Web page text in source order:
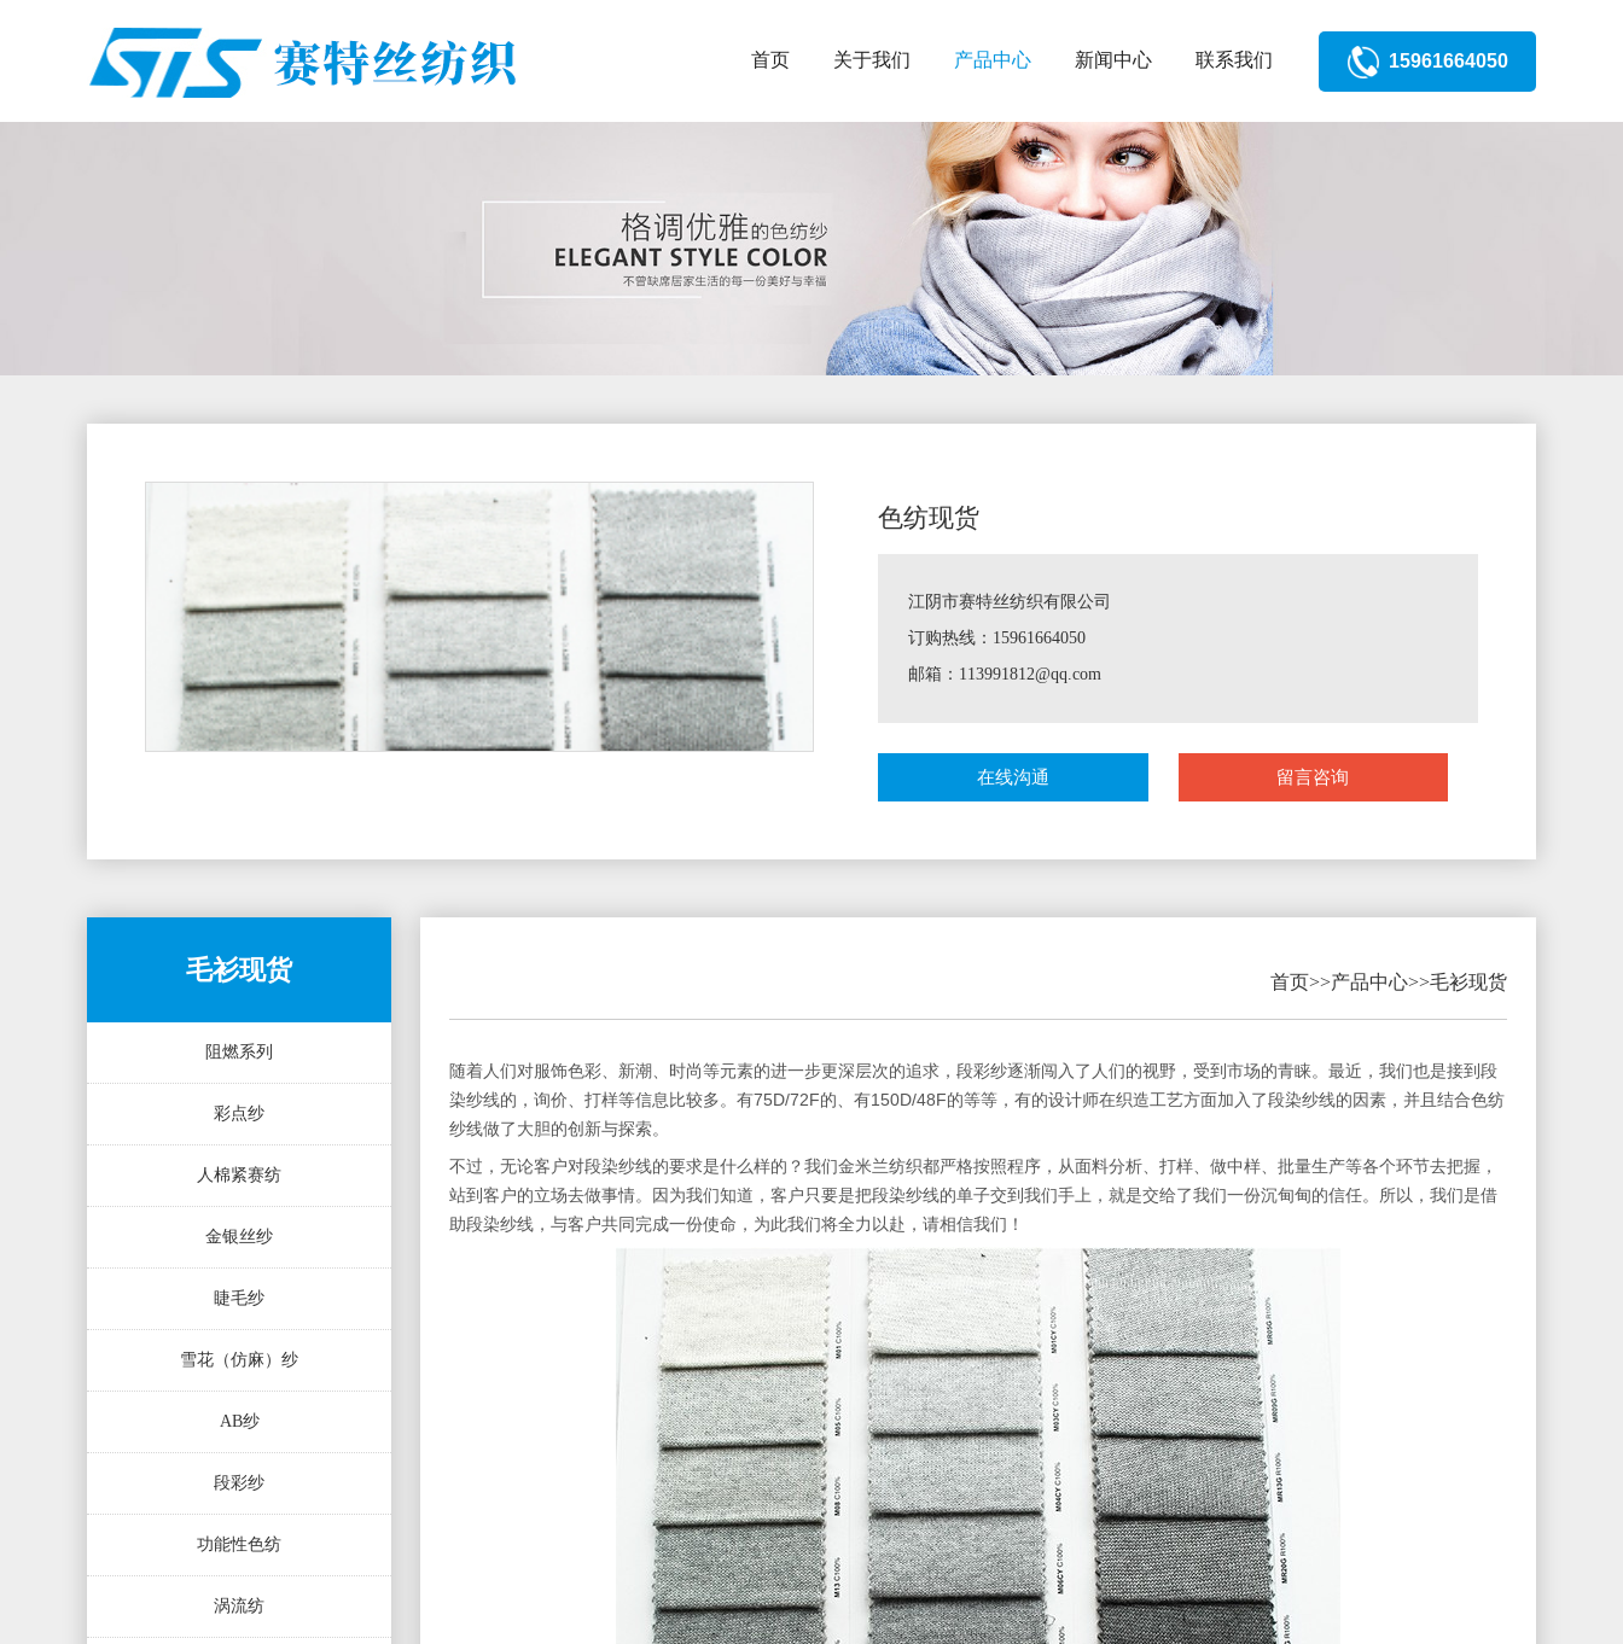
首页 关于我们 产品中心 新闻中心 联系我们 15961664050
色纺现货
江阴市赛特丝纺织有限公司
订购热线：15961664050
邮箱：113991812@qq.com
在线沟通 留言咨询
毛衫现货
阻燃系列
彩点纱
人棉紧赛纺
金银丝纱
睫毛纱
雪花（仿麻）纱
AB纱
段彩纱
功能性色纺
涡流纺
首页>>产品中心>>毛衫现货
随着人们对服饰色彩、新潮、时尚等元素的进一步更深层次的追求，段彩纱逐渐闯入了人们的视野，受到市场的青睐。最近，我们也是接到段
染纱线的，询价、打样等信息比较多。有75D/72F的、有150D/48F的等等，有的设计师在织造工艺方面加入了段染纱线的因素，并且结合色纺
纱线做了大胆的创新与探索。
不过，无论客户对段染纱线的要求是什么样的？我们金米兰纺织都严格按照程序，从面料分析、打样、做中样、批量生产等各个环节去把握，
站到客户的立场去做事情。因为我们知道，客户只要是把段染纱线的单子交到我们手上，就是交给了我们一份沉甸甸的信任。所以，我们是借
助段染纱线，与客户共同完成一份使命，为此我们将全力以赴，请相信我们！